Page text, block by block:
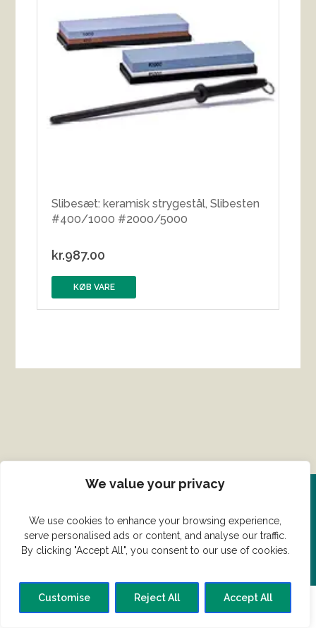
We value your privacy
We use cookies to enhance your browsing experience,
serve personalised ads or content, and analyse our traffic.
By clicking "Accept All", you consent to our use of cookies.
Customise Reject All Accept All
Slibesæt: keramisk strygestål, Slibesten
#400/1000 #2000/5000
kr.987.00
KØB VARE
Har du en konge ret du vil dele?